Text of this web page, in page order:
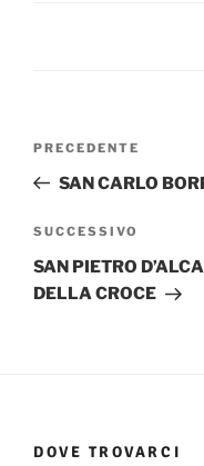
Articolo
precedente:
PRECEDENTE
SAN CARLO
Articolo
successivo
SUCCESSIVO
SAN PIETRO
DELLA CROCE
DOVE TROVARCI